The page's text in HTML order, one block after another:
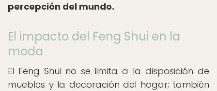
percepción del mundo.
El impacto del Feng Shui en la
moda
El Feng Shui no se limita a la disposición de
muebles y la decoración del hogar; también